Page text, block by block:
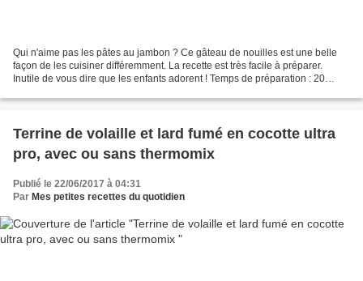
Qui n'aime pas les pâtes au jambon ? Ce gâteau de nouilles est une belle
façon de les cuisiner différemment. La recette est très facile à préparer.
Inutile de vous dire que les enfants adorent ! Temps de préparation : 20
Terrine de volaille et lard fumé en cocotte ultra
pro, avec ou sans thermomix
Publié le 22/06/2017 à 04:31
Par Mes petites recettes du quotidien